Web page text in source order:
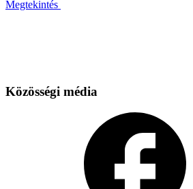
Megtekintés
Közösségi média